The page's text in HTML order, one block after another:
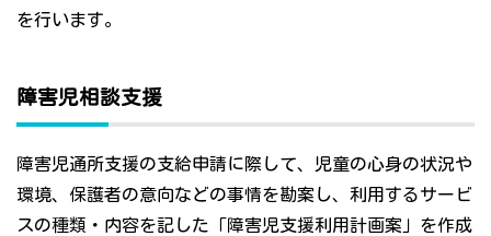
を行います。
障害児相談支援
障害児通所支援の支給申請に際して、児童の心身の状況や
環境、保護者の意向などの事情を勘案し、利用するサービ
スの種類・内容を記した「障害児支援利用計画案」を作成